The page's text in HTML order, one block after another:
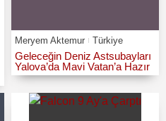
Meryem Aktemur Türkiye
Geleceğin Deniz Astsubayları
Yalova’da Mavi Vatan’a Hazır